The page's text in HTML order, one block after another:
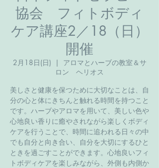
協会 フィトボディ
ケア講座2／18（日）
開催
2月18日(日)
  |
アロマとハーブの教室＆サ
ロン ヘリオス
美しさと健康を保つために大切なことは、自
分の心と体にきちんと触れる時間を持つこと
です。ハーブやアロマを用いて、美しい色や
心地良い香りに癒やされながら楽しくボディ
ケアを行うことで、時間に追われる日々の中
でも自分と向き合い、自分を大切にするひと
ときを過ごすことができます。心地良いフィ
トボディケアを楽しみながら、外側も内側か